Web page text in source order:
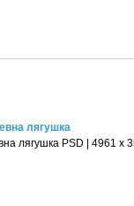
лягушка
лягушка PSD | 4961 х